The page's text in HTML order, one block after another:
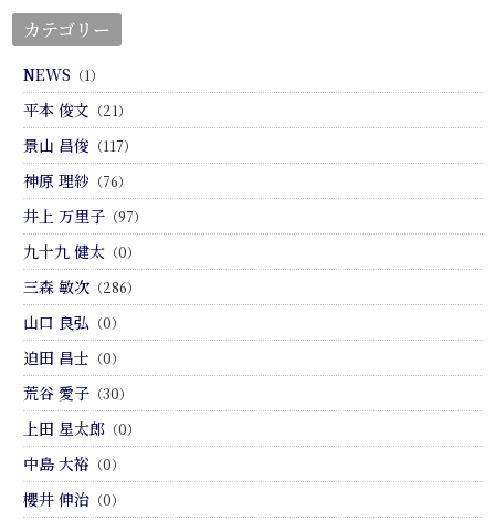
カテゴリー
NEWS （1）
平本 俊文 （21）
景山 昌俊 （117）
神原 理紗 （76）
井上 万里子 （97）
九十九 健太 （0）
三森 敏次 （286）
山口 良弘 （0）
迫田 昌士 （0）
荒谷 愛子 （30）
上田 星太郎 （0）
中島 大裕 （0）
櫻井 伸治 （0）